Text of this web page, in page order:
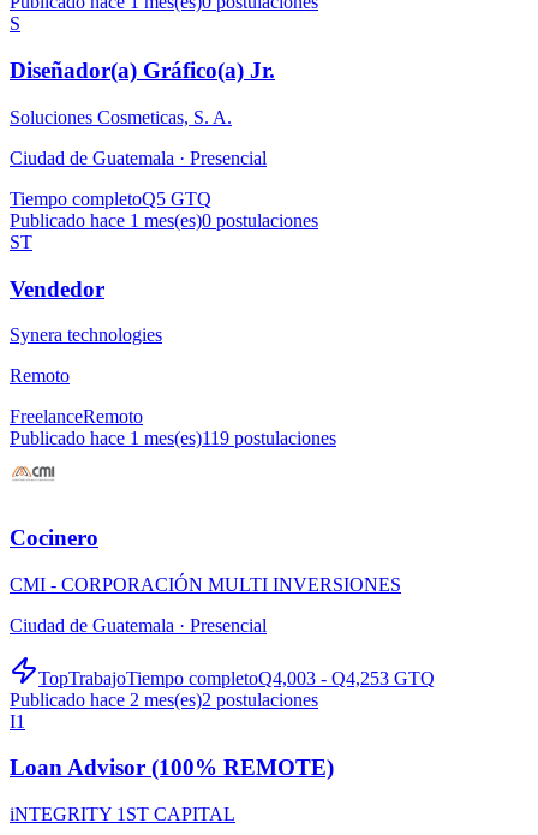
S
Diseñador(a) Gráfico(a) Jr.
Soluciones Cosmeticas, S. A.
Ciudad de Guatemala · Presencial
Tiempo completoQ5 GTQ
Publicado hace 1 mes(es)0 postulaciones
ST
Vendedor
Synera technologies
Remoto
FreelanceRemoto
Publicado hace 1 mes(es)119 postulaciones
Cocinero
CMI - CORPORACIÓN MULTI INVERSIONES
Ciudad de Guatemala · Presencial
TopTrabajoTiempo completoQ4,003 - Q4,253 GTQ
Publicado hace 2 mes(es)2 postulaciones
I1
Loan Advisor (100% REMOTE)
iNTEGRITY 1ST CAPITAL